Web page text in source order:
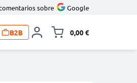
sobre Google
B2B 0,00 €